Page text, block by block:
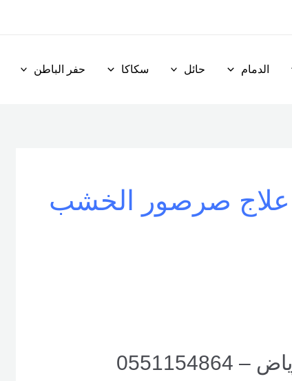
الدمام حائل سكاكا حفر الباطن
علاج صرصور الخشب
شركة مكافحة صراصير بالرياض – 0551154864